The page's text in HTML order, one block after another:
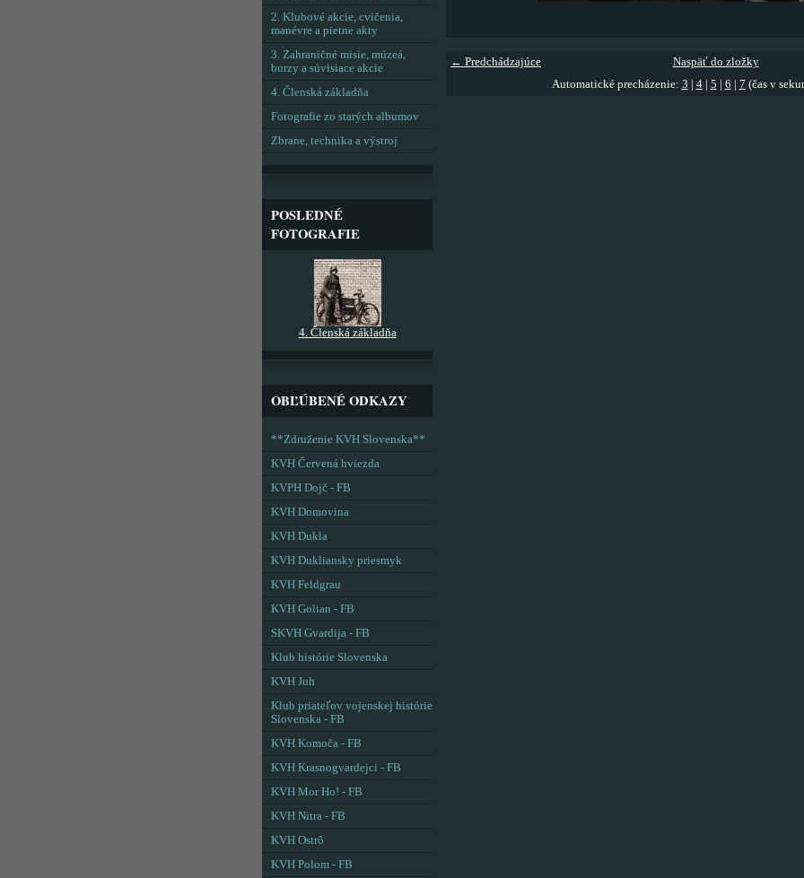
← Predchádzajúce
Naspäť do zložky
Automatické precházenie: 3 4| 5 6 7 (čas v
2. Klubové akcie, cvičenia,
manévre a pietne akty
3. Zahraničné misie, múzeá,
burzy a súvisiace akcie
4. Členská základňa
Fotografie zo starých albumov
Zbrane, technika a výstroj
POSLEDNÉ
FOTOGRAFIE
4. Členská základňa
OBĽÚBENÉ ODKAZY
**Združenie KVH Slovenska**
KVH Červená hviezda
KVPH Dojč - FB
KVH Domovina
KVH Dukla
KVH Dukliansky priesmyk
KVH Feldgrau
KVH Golian - FB
SKVH Gvardija - FB
Klub histórie Slovenska
KVH Juh
Klub priateľov vojenskej histórie
Slovenska - FB
KVH Komoča - FB
KVH Krasnogvardejci - FB
KVH Mor Ho! - FB
KVH Nitra - FB
KVH Ostrô
KVH Polom - FB